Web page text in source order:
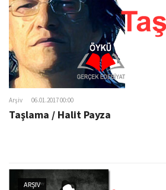
Arşiv 06.01.2017 00:00
Taşlama / Halit Payza
ARŞIV